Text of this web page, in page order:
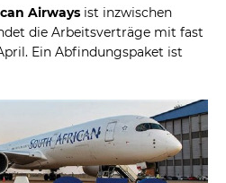
Airways ist inzwischen
die Arbeitsverträge mit fast
Ein Abfindungspaket ist